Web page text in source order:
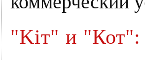
"Kiт" и "Кот":